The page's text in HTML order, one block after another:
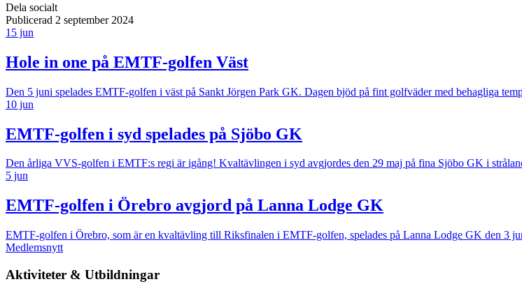
Dela socialt
Publicerad 2 september 2024
15 jun
Hole in one på EMTF-golfen Väst
Den 5 juni spelades EMTF-golfen i väst på Sankt Jörgen Park GK. Dagen bjöd på fint golfväder med behagliga
10 jun
EMTF-golfen i syd spelades på Sjöbo GK
Den årliga VVS-golfen i EMTF:s regi är igång! Kvaltävlingen i syd avgjordes den 29 maj på fina Sjöbo GK i
5 jun
EMTF-golfen i Örebro avgjord på Lanna Lodge GK
EMTF-golfen i Örebro, som är en kvaltävling till Riksfinalen i EMTF-golfen, spelades på Lanna Lodge GK den 3
Medlemsnytt
Aktiviteter & Utbildningar